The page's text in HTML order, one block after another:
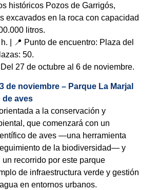
históricos Pozos de Garrigós,
excavados en la roca con capacidad
litros.
| 📍 Punto de encuentro: Plaza del
50.
27 de octubre al 6 de noviembre.
de noviembre – Parque La Marjal
de aves
a la conservación y
que comenzará con un
de aves —una herramienta
de la biodiversidad— y
recorrido por este parque
de infraestructura verde y gestión
en entornos urbanos.